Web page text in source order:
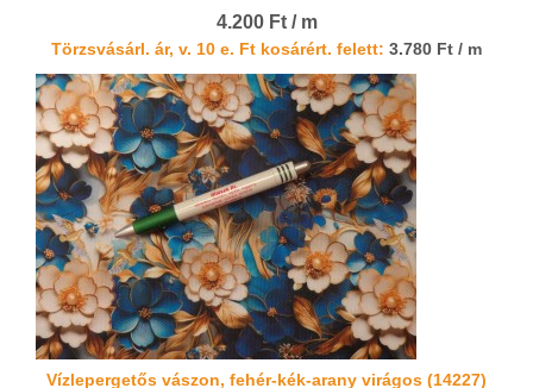
4.200 Ft / m
Törzsvásárl. ár, v. 10 e. Ft kosárért. felett: 3.780 Ft / m
Vízlepergetős vászon, fehér-kék-arany virágos (14227)